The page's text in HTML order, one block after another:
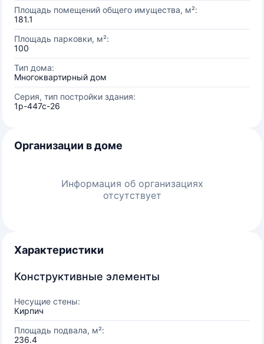
Площадь помещений общего имущества, м²:
181.1
Площадь парковки, м²:
100
Тип дома:
Многоквартирный дом
Серия, тип постройки здания:
1р-447с-26
Организации в доме
Информация об организациях
отсутствует
Характеристики
Конструктивные элементы
Несущие стены:
Кирпич
Площадь подвала, м²:
236.4